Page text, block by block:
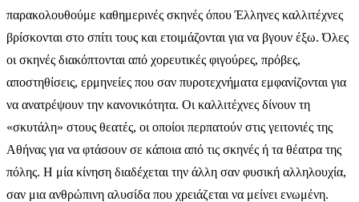
παρακολουθούμε καθημερινές σκηνές όπου Έλληνες καλλιτέχνες
βρίσκονται στο σπίτι τους και ετοιμάζονται για να βγουν έξω. Όλες
οι σκηνές διακόπτονται από χορευτικές φιγούρες, πρόβες,
αποστηθίσεις, ερμηνείες που σαν πυροτεχνήματα εμφανίζονται για
να ανατρέψουν την κανονικότητα. Οι καλλιτέχνες δίνουν τη
«σκυτάλη» στους θεατές, οι οποίοι περπατούν στις γειτονιές της
Αθήνας για να φτάσουν σε κάποια από τις σκηνές ή τα θέατρα της
πόλης. H μία κίνηση διαδέχεται την άλλη σαν φυσική αλληλουχία,
σαν μια ανθρώπινη αλυσίδα που χρειάζεται να μείνει ενωμένη.